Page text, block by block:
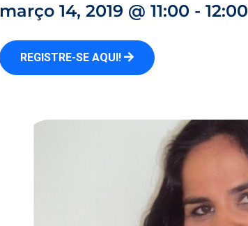
março 14, 2019 @ 11:00 - 12:00
REGISTRE-SE AQUI!